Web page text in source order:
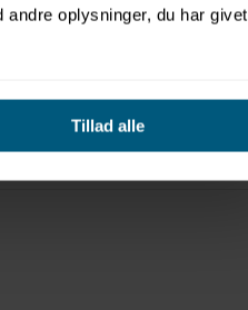
oplysninger, du har givet
Tillad alle